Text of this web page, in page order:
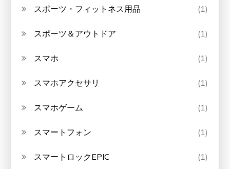
スポーツ・フィットネス用品 (1)
スポーツ＆アウトドア (1)
スマホ (1)
スマホアクセサリ (1)
スマホゲーム (1)
スマートフォン (1)
スマートロックEPIC (1)